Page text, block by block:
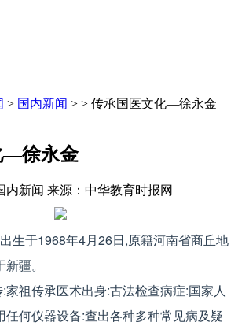
> 国内新闻 > > 传承国医文化—徐永金
—徐永金
内新闻 来源：中华教育时报网
生于1968年4月26日,原籍河南省商丘地
疆。
家祖传承医术出身:古法检查病症:国家人
任何仪器设备:查出各种多种常见病及疑